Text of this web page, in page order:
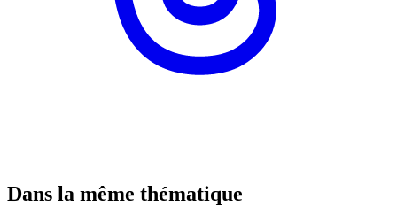
Dans la même thématique